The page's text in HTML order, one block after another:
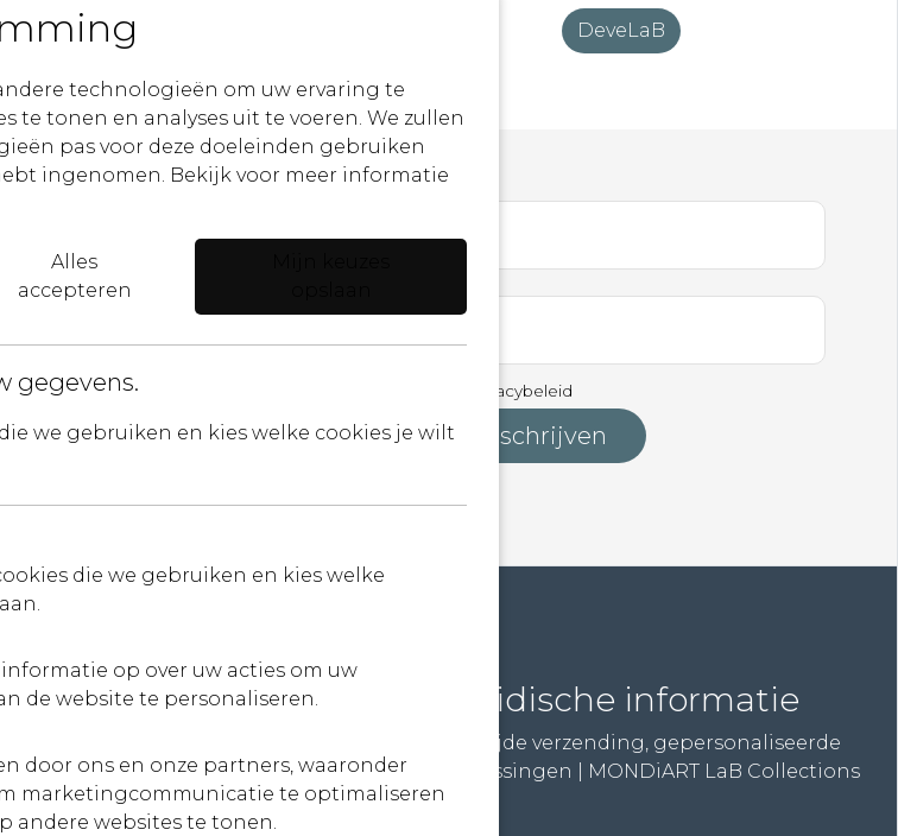
Raak geïnspireerd DeveLaB
aankomende
E-mail
Privacybeleid
Contact
Voorwaarden
Juridische informatie
Wereldwijde verzending, gepersonaliseerde
betaaloplossingen | MONDiART LaB Collections
technologieën om uw ervaring te
te tonen en analyses uit te voeren. We zullen
pas voor deze doeleinden gebruiken
ingenomen. Bekijk voor meer informatie
Alles
accepteren
gegevens.
we gebruiken en kies welke cookies je wilt
die we gebruiken en kies welke
informatie op over uw acties om uw
de website te personaliseren.
door ons en onze partners, waaronder
marketingcommunicatie te optimaliseren
andere websites te tonen.